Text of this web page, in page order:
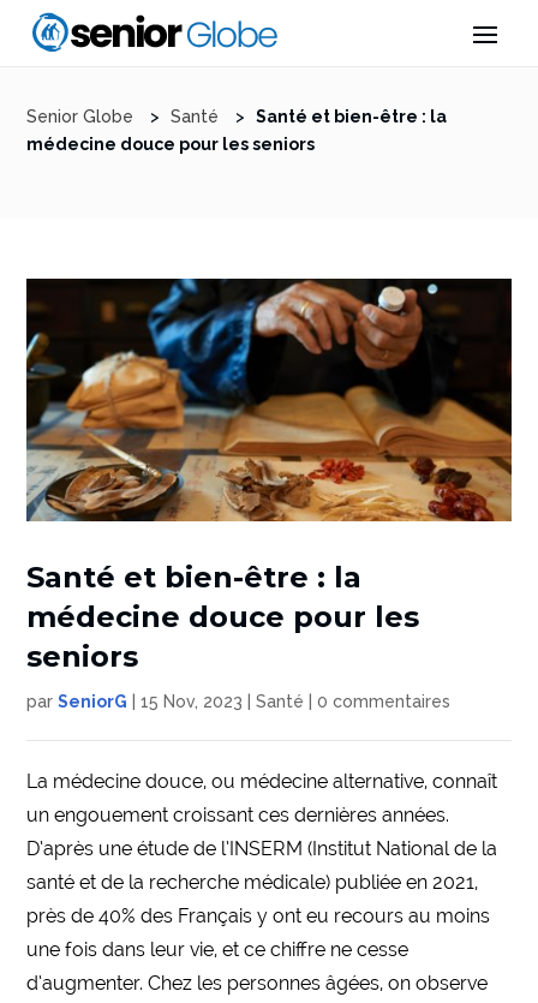
Senior Globe > Santé >
Santé et bien-être : la
médecine douce pour les seniors
Santé et bien-être : la
médecine douce pour les
seniors
parSeniorG |15 Nov, 2023 |Santé |0 commentaires
La médecine douce, ou médecine alternative, connaît
un engouement croissant ces dernières années.
D’après une étude de l’INSERM (Institut National de la
santé et de la recherche médicale) publiée en 2021,
près de 40% des Français y ont eu recours au moins
une fois dans leur vie, et ce chiffre ne cesse
d’augmenter. Chez les personnes âgées, on observe